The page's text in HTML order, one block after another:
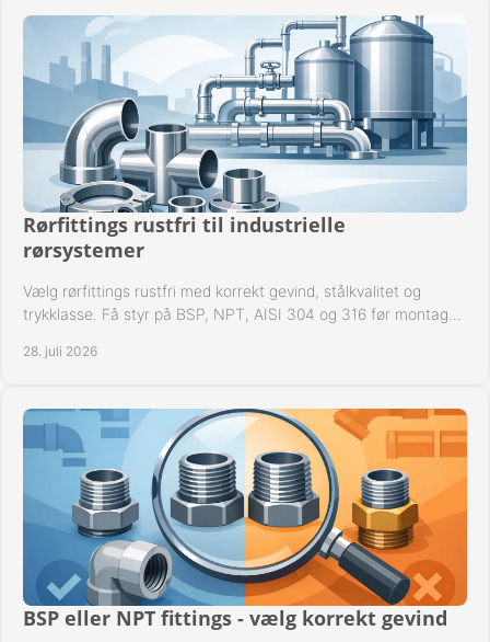
Rørfittings rustfri til industrielle
rørsystemer
Vælg rørfittings rustfri med korrekt gevind, stålkvalitet og
trykklasse. Få styr på BSP, NPT, AISI 304 og 316 før montage
28. juli 2026
BSP eller NPT fittings - vælg korrekt gevind